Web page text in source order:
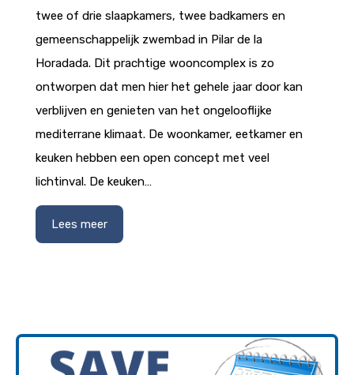
twee of drie slaapkamers, twee badkamers en
gemeenschappelijk zwembad in Pilar de la
Horadada. Dit prachtige wooncomplex is zo
ontworpen dat men hier het gehele jaar door kan
verblijven en genieten van het ongelooflijke
mediterrane klimaat. De woonkamer, eetkamer en
keuken hebben een open concept met veel
lichtinval. De keuken…
Lees meer